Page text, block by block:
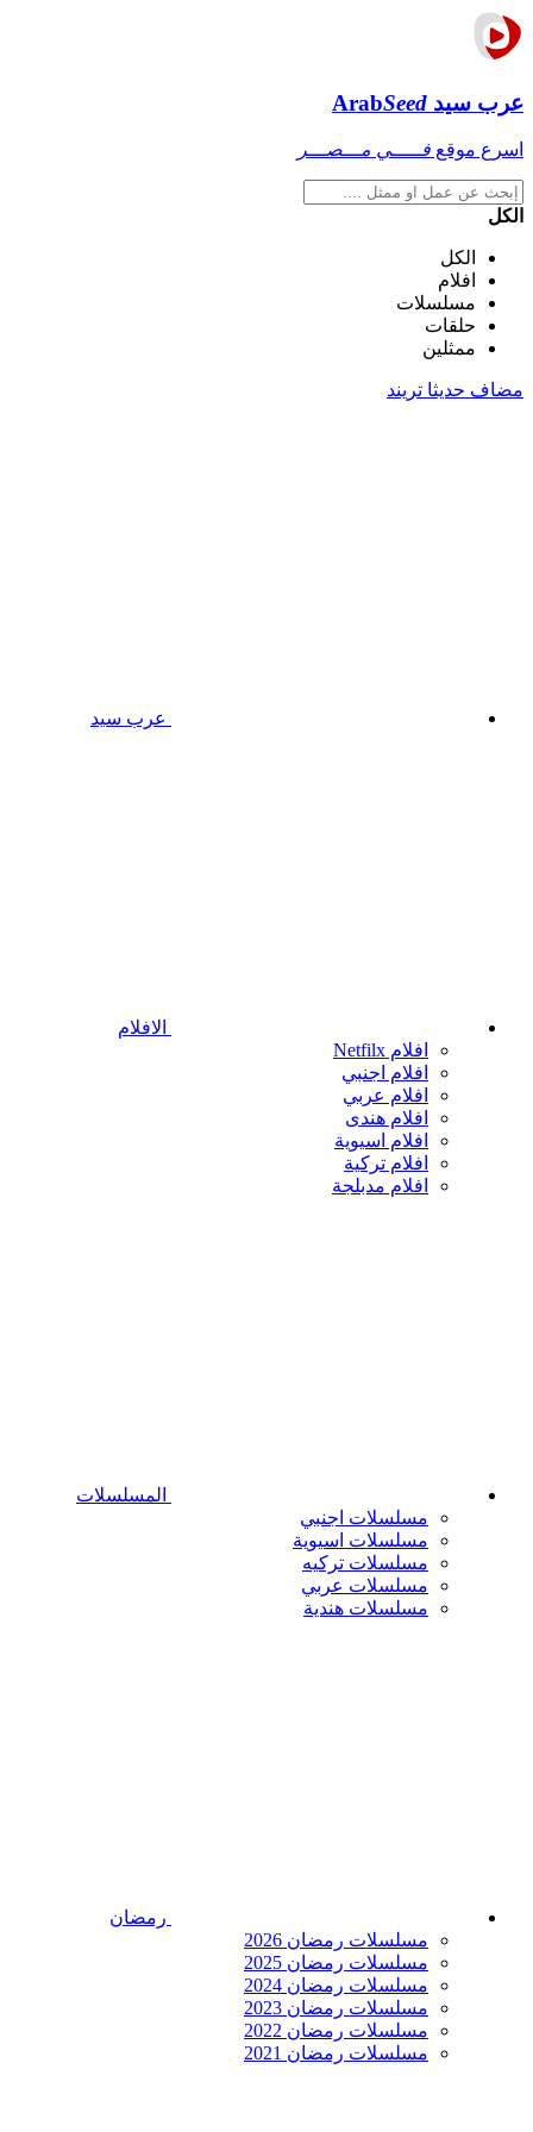
عرب سيد ArabSeed
اسرع موقع فـــــي مـــصـــر
الكل
الكل
افلام
مسلسلات
حلقات
ممثلين
مضاف حديثا تريند
عرب سيد
الافلام
افلام Netfilx
افلام اجنبي
افلام عربي
افلام هندى
افلام اسيوية
افلام تركية
افلام مدبلجة
المسلسلات
مسلسلات اجنبي
مسلسلات اسيوية
مسلسلات تركيه
مسلسلات عربي
مسلسلات هندية
رمضان
مسلسلات رمضان 2026
مسلسلات رمضان 2025
مسلسلات رمضان 2024
مسلسلات رمضان 2023
مسلسلات رمضان 2022
مسلسلات رمضان 2021